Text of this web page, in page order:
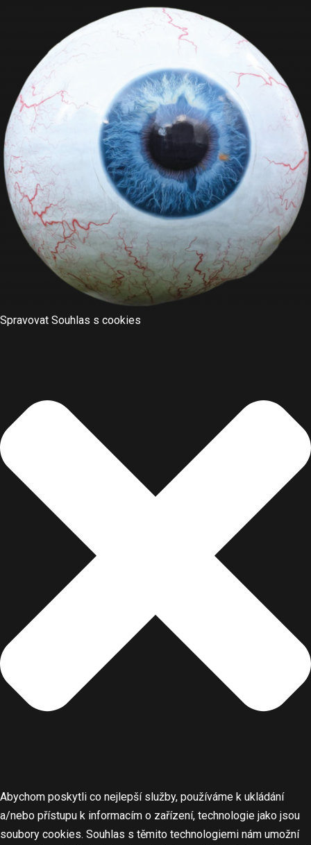
Spravovat Souhlas s cookies
Abychom poskytli co nejlepší služby, používáme k ukládání
a/nebo přístupu k informacím o zařízení, technologie jako jsou
soubory cookies. Souhlas s těmito technologiemi nám umožní